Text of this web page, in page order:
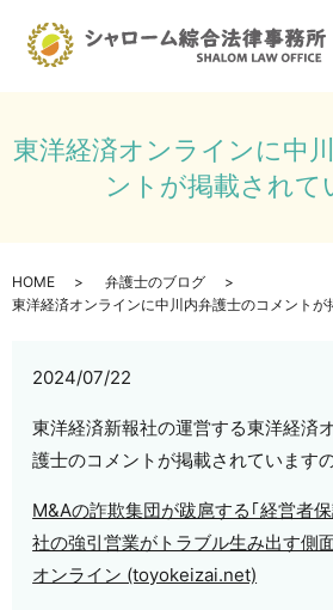
東洋経済オンラインに中
ントが掲載されて
HOME
弁護士のブログ
東洋経済オンラインに中川内弁護士のコメントが
2024/07/22
東洋経済新報社の運営する東洋経済
護士のコメントが掲載されています
M&Aの詐欺集団が跋扈する｢経営者
社の強引営業がトラブル生み出す側
オンライン (toyokeizai.net)